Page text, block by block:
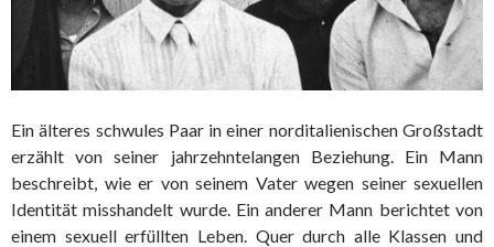
Ein älteres schwules Paar in einer norditalienischen Großstadt
erzählt von seiner jahrzehntelangen Beziehung. Ein Mann
beschreibt, wie er von seinem Vater wegen seiner sexuellen
Identität misshandelt wurde. Ein anderer Mann berichtet von
einem sexuell erfüllten Leben. Quer durch alle Klassen und